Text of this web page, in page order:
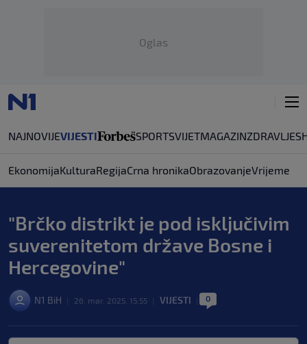
Oglas
NAJNOVIJEVIJESTI SPORTSVIJETMAGAZINZDRAVLJE
EkonomijaKulturaRegijaCrna hronikaObrazovanjeVrijeme
"Brčko distrikt je pod isključivim
suverenitetom države Bosne i
Hercegovine"
N1 BiH 26. mar. 2025. 15:55 VIJESTI 0